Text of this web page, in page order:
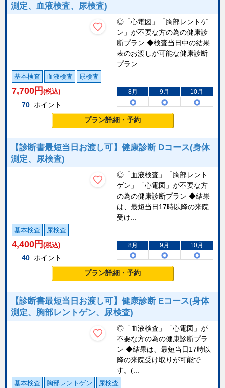
測定、血液検査、尿検査)
◎「心電図」「胸部レントゲ
ン」が不要な方の為の健康診
断プラン ◆検査当日中の結果
表のお渡しが可能な健康診断
プラン...
基本検査 血液検査 尿検査
7,700 円 (税込)
70 ポイント
8月 9月 10月
プラン詳細・予約
【診断書最短当日お渡し可】健康診断 Dコース(身体
測定、尿検査)
◎「血液検査」「胸部レント
ゲン」「心電図」が不要な方
の為の健康診断プラン ◆結果
は、最短当日17時以降の来院
受け...
基本検査 尿検査
4,400 円 (税込)
40 ポイント
8月 9月 10月
プラン詳細・予約
【診断書最短当日お渡し可】健康診断 Eコース(身体
測定、胸部レントゲン、尿検査)
◎「血液検査」「心電図」が
不要な方の為の健康診断プラ
ン ◆結果は、最短当日17時以
降の来院受け取りが可能で
す。(...
基本検査 胸部レントゲン 尿検査